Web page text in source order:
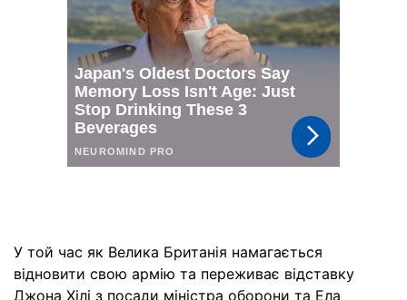
У той час як Велика Британія намагається
відновити свою армію та переживає відставку
Джона Хілі з посади міністра оборони та Ела